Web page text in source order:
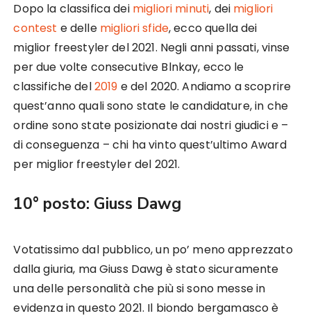
Dopo la classifica dei migliori minuti, dei migliori
contest e delle migliori sfide, ecco quella dei
miglior freestyler del 2021. Negli anni passati, vinse
per due volte consecutive Blnkay, ecco le
classifiche del2019 e del 2020. Andiamo a scoprire
quest’anno quali sono state le candidature, in che
ordine sono state posizionate dai nostri giudici e –
di conseguenza – chi ha vinto quest’ultimo Award
per miglior freestyler del 2021.
10° posto: Giuss Dawg
Votatissimo dal pubblico, un po’ meno apprezzato
dalla giuria, ma Giuss Dawg è stato sicuramente
una delle personalità che più si sono messe in
evidenza in questo 2021. Il biondo bergamasco è